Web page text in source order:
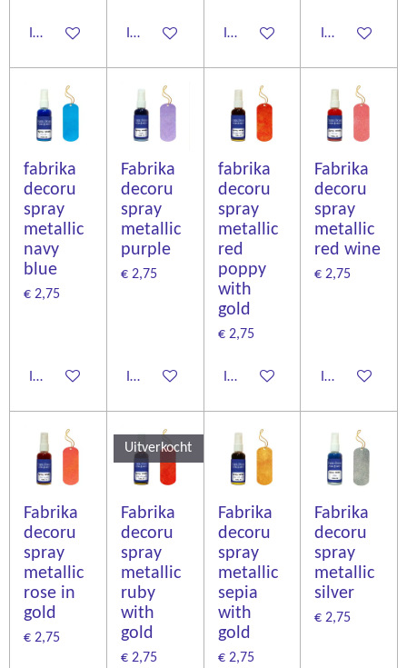
In winkelwagen In winkelwagen In winkelwagen In
fabrika
decoru
spray
metallic
navy
blue
€ 2,75
In winkelwagen
Fabrika
decoru
spray
metallic
purple
€ 2,75
In winkelwagen
fabrika
decoru
spray
metallic
red
poppy
with
gold
€ 2,75
In winkelwagen
Fabrika
decoru
spray
metallic
red wine
€ 2,75
In
Fabrika
decoru
spray
metallic
rose in
gold
€ 2,75
Uitverkocht
Fabrika
decoru
spray
metallic
ruby
with
gold
€ 2,75
Fabrika
decoru
spray
metallic
sepia
with
gold
€ 2,75
Fabrika
decoru
spray
metallic
silver
€ 2,75